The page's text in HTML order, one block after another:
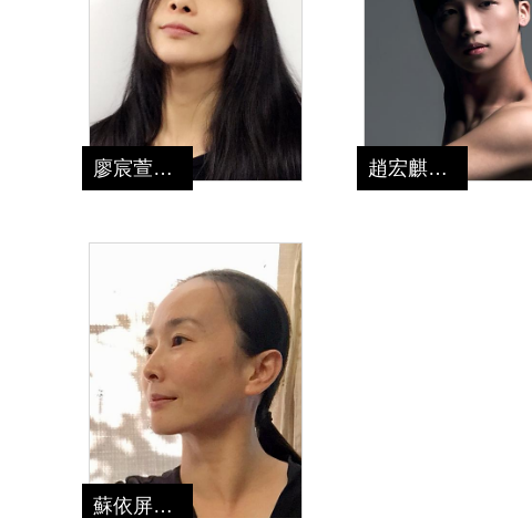
廖宸萱
老師 趙宏麒
老師
蘇依屏
老師